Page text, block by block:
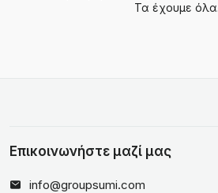
Τα έχουμε όλα.
Επικοινωνήστε μαζί μας
info@groupsumi.com